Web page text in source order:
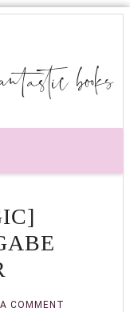
books
COMMENT